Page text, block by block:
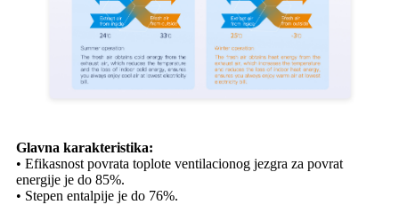
Glavna karakteristika:
• Efikasnost povrata toplote ventilacionog jezgra za povrat
energije je do 85%.
• Stepen entalpije je do 76%.